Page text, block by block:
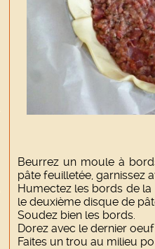
Beurrez un moule à
pâte feuilletée, garnissez
Humectez les bords de la
le deuxième disque de
Soudez bien les bords.
Dorez avec le dernier
Faites un trou au milieu